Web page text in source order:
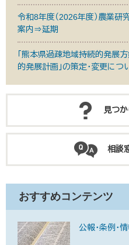
令和8年度（2026年度）農業研
案内⇒延期
「熊本県過疎地域持続的発展
的発展計画」の策定・変更につ
見つ
相談
おすすめコンテンツ
公報・条例・